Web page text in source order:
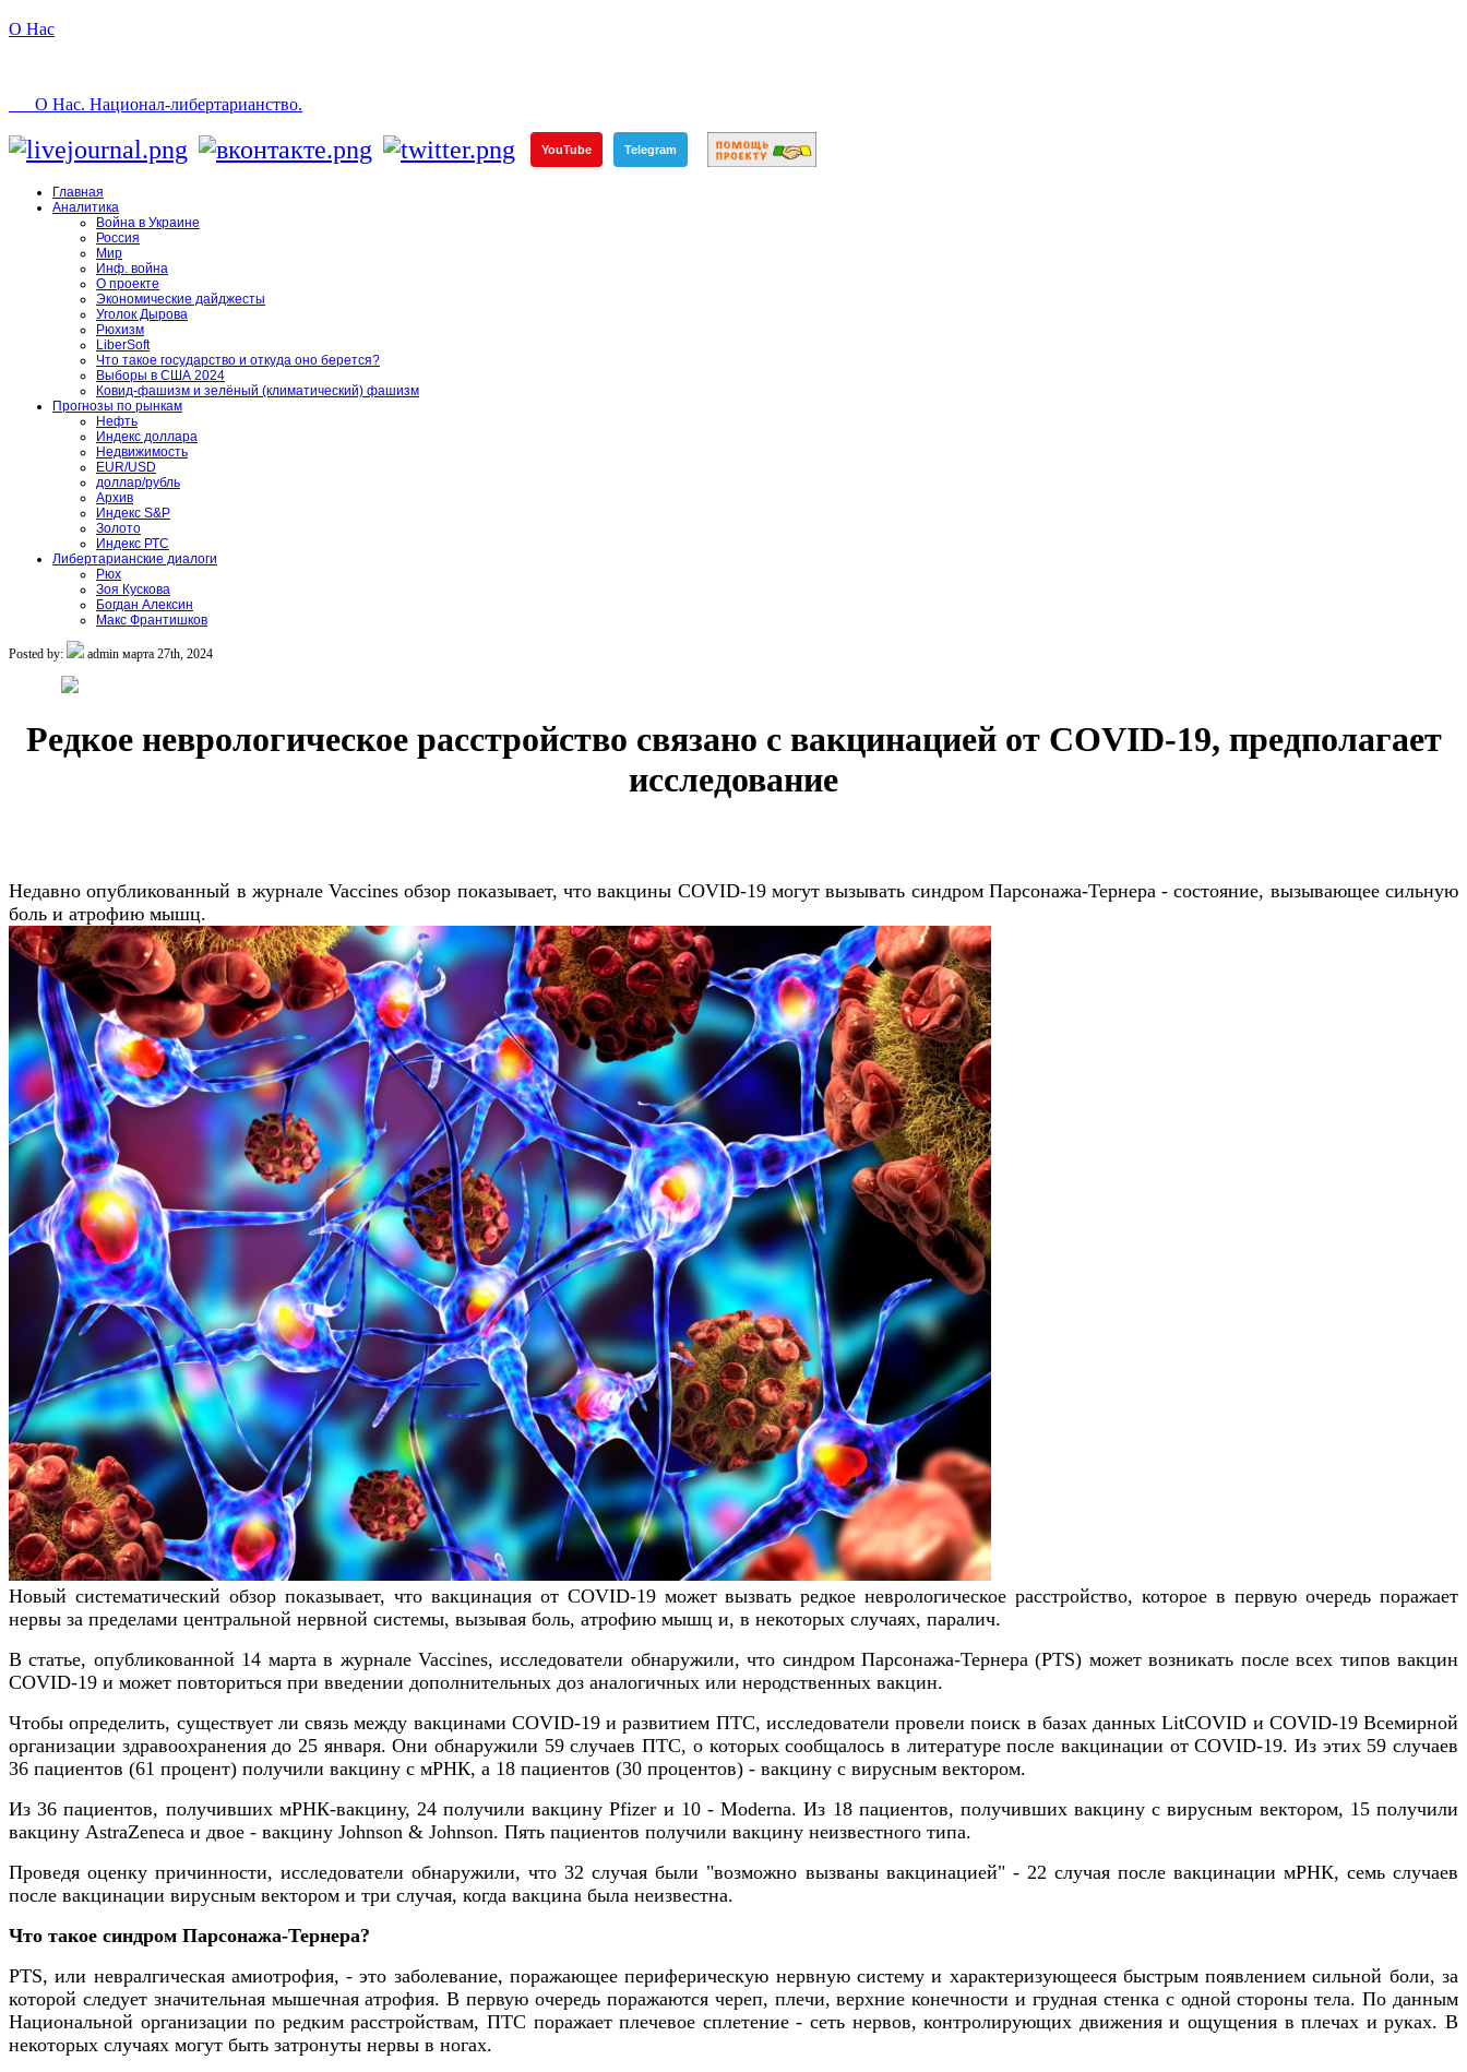
О Нас
О Нас. Национал-либертарианство.
YouTube Telegram
Главная
Аналитика
Война в Украине
Россия
Мир
Инф. война
О проекте
Экономические дайджесты
Уголок Дырова
Рюхизм
LiberSoft
Что такое государство и откуда оно берется?
Выборы в США 2024
Ковид-фашизм и зелёный (климатический) фашизм
Прогнозы по рынкам
Нефть
Индекс доллара
Недвижимость
EUR/USD
доллар/рубль
Архив
Индекс S&P
Золото
Индекс РТС
Либертарианские диалоги
Рюх
Зоя Кускова
Богдан Алексин
Макс Франтишков
Posted by: admin марта 27th, 2024
Редкое неврологическое расстройство связано с вакцинацией от COVID-19, предполагает
исследование
Недавно опубликованный в журнале Vaccines обзор показывает, что вакцины COVID-19 могут вызывать синдром Парсонажа-Тернера - состояние, вызывающее сильную
боль и атрофию мышц.
Новый систематический обзор показывает, что вакцинация от COVID-19 может вызвать редкое неврологическое расстройство, которое в первую очередь поражает
нервы за пределами центральной нервной системы, вызывая боль, атрофию мышц и, в некоторых случаях, паралич.
В статье, опубликованной 14 марта в журнале Vaccines, исследователи обнаружили, что синдром Парсонажа-Тернера (PTS) может возникать после всех типов вакцин
COVID-19 и может повториться при введении дополнительных доз аналогичных или неродственных вакцин.
Чтобы определить, существует ли связь между вакцинами COVID-19 и развитием ПТС, исследователи провели поиск в базах данных LitCOVID и COVID-19 Всемирной
организации здравоохранения до 25 января. Они обнаружили 59 случаев ПТС, о которых сообщалось в литературе после вакцинации от COVID-19. Из этих 59 случаев
36 пациентов (61 процент) получили вакцину с мРНК, а 18 пациентов (30 процентов) - вакцину с вирусным вектором.
Из 36 пациентов, получивших мРНК-вакцину, 24 получили вакцину Pfizer и 10 - Moderna. Из 18 пациентов, получивших вакцину с вирусным вектором, 15 получили
вакцину AstraZeneca и двое - вакцину Johnson & Johnson. Пять пациентов получили вакцину неизвестного типа.
Проведя оценку причинности, исследователи обнаружили, что 32 случая были "возможно вызваны вакцинацией" - 22 случая после вакцинации мРНК, семь случаев
после вакцинации вирусным вектором и три случая, когда вакцина была неизвестна.
Что такое синдром Парсонажа-Тернера?
PTS, или невралгическая амиотрофия, - это заболевание, поражающее периферическую нервную систему и характеризующееся быстрым появлением сильной боли, за
которой следует значительная мышечная атрофия. В первую очередь поражаются череп, плечи, верхние конечности и грудная стенка с одной стороны тела. По данным
Национальной организации по редким расстройствам, ПТС поражает плечевое сплетение - сеть нервов, контролирующих движения и ощущения в плечах и руках. В
некоторых случаях могут быть затронуты нервы в ногах.